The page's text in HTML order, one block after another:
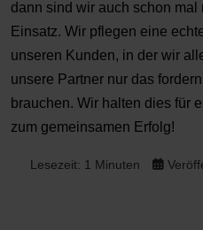
dann sind wir auch schon mal
Einsatz. Wir pflegen eine
unseren Kunden, in der wir
unsere Partner nur das
brauchen. Wir halten dies für
zum gemeinsamen Erfolg!
Lesezeit: 1 Minuten